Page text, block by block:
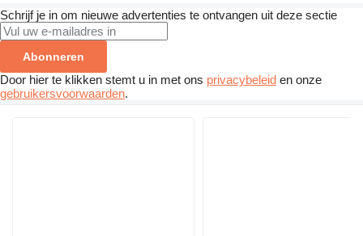
Schrijf je in om nieuwe advertenties te ontvangen uit deze sectie
Abonneren
Door hier te klikken stemt u in met ons privacybeleid en onze
gebruikersvoorwaarden.